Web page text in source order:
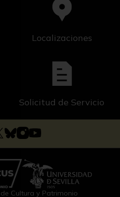
Localizaciones
Solicitud de Servicio
Cultura y Patrimonio